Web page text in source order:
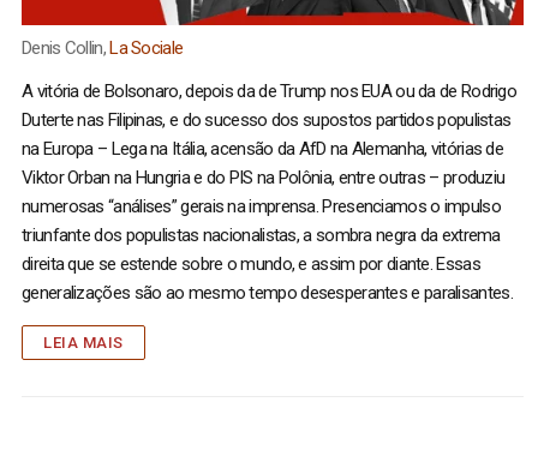
Denis Collin,La Sociale
A vitória de Bolsonaro, depois da de Trump nos EUA ou da de Rodrigo
Duterte nas Filipinas, e do sucesso dos supostos partidos populistas
na Europa – Lega na Itália, acensão da AfD na Alemanha, vitórias de
Viktor Orban na Hungria e do PIS na Polônia, entre outras – produziu
numerosas “análises” gerais na imprensa. Presenciamos o impulso
triunfante dos populistas nacionalistas, a sombra negra da extrema
direita que se estende sobre o mundo, e assim por diante. Essas
generalizações são ao mesmo tempo desesperantes e paralisantes.
LEIA MAIS